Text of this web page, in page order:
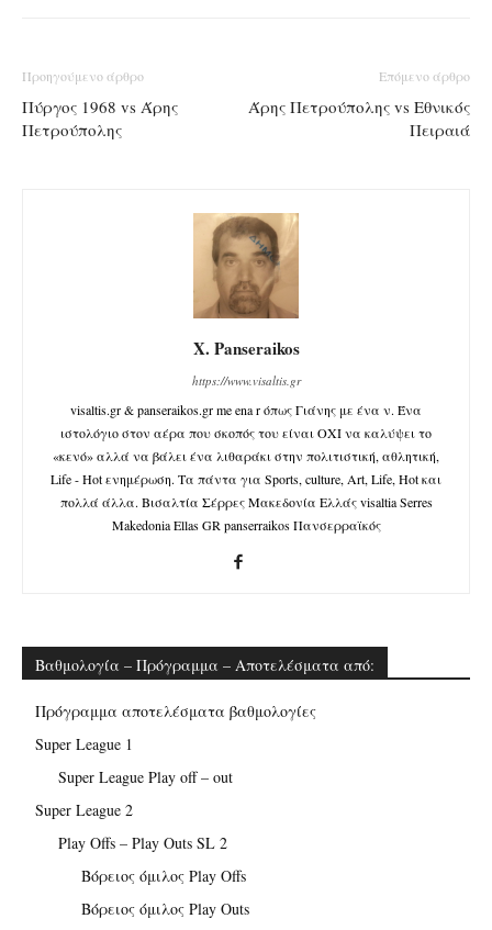
Προηγούμενο άρθρο
Πύργος 1968 vs Άρης
Πετρούπολης
Επόμενο άρθρο
Άρης Πετρούπολης vs Εθνικός
Πειραιά
X. Panseraikos
https://www.visaltis.gr
visaltis.gr & panseraikos.gr me ena r όπως Γιάνης με ένα ν. Ένα
ιστολόγιο στον αέρα που σκοπός του είναι ΟΧΙ να καλύψει το
«κενό» αλλά να βάλει ένα λιθαράκι στην πολιτιστική, αθλητική,
Life - Hot ενημέρωση. Τα πάντα για Sports, culture, Art, Life, Hot και
πολλά άλλα. Βισαλτία Σέρρες Μακεδονία Ελλάς visaltia Serres
Makedonia Ellas GR panserraikos Πανσερραϊκός
Βαθμολογία – Πρόγραμμα – Αποτελέσματα από:
Πρόγραμμα αποτελέσματα βαθμολογίες
Super League 1
Super League Play off – out
Super League 2
Play Offs – Play Outs SL 2
Βόρειος όμιλος Play Offs
Βόρειος όμιλος Play Outs